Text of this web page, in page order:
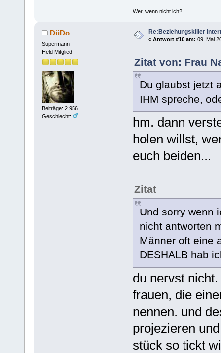
Wer, wenn nicht ich?
DüDo
Supermann
Held Mitglied
Beiträge: 2.956
Geschlecht:
Re:Beziehungskiller
« Antwort #10 am: 09. Mai
Zitat von: Frau
Du glaubst jetzt
IHM spreche,
hm. dann
holen willst,
euch beiden...
Zitat
Und sorry wenn
nicht antworten
Männer oft eine
DESHALB hab
du nervst
frauen, die
nennen. und
projezieren
stück so tickt